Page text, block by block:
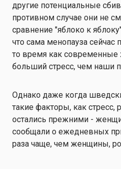
другие потенциальные
противном случае они не
сравнение "яблоко к
что сама менопауза сейчас
то время как
больший стресс, чем наши
Однако даже когда
такие факторы, как стресс,
остались прежними -
сообщали о ежедневных
раза чаще, чем женщины,